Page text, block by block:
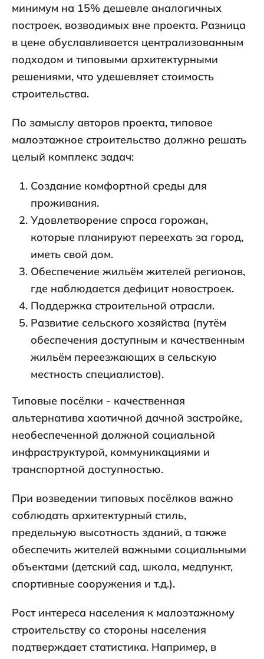
минимум на 15% дешевле аналогичных
построек, возводимых вне проекта. Разница
в цене обуславливается централизованным
подходом и типовыми архитектурными
решениями, что удешевляет стоимость
строительства.
По замыслу авторов проекта, типовое
малоэтажное строительство должно решать
целый комплекс задач:
Создание комфортной среды для
проживания.
Удовлетворение спроса горожан,
которые планируют переехать за город,
иметь свой дом.
Обеспечение жильём жителей регионов,
где наблюдается дефицит новостроек.
Поддержка строительной отрасли.
Развитие сельского хозяйства (путём
обеспечения доступным и качественным
жильём переезжающих в сельскую
местность специалистов).
Типовые посёлки - качественная
альтернатива хаотичной дачной застройке,
необеспеченной должной социальной
инфраструктурой, коммуникациями и
транспортной доступностью.
При возведении типовых посёлков важно
соблюдать архитектурный стиль,
предельную высотность зданий, а также
обеспечить жителей важными социальными
объектами (детский сад, школа, медпункт,
спортивные сооружения и т.д.).
Рост интереса населения к малоэтажному
строительству со стороны населения
подтверждает статистика. Например, в